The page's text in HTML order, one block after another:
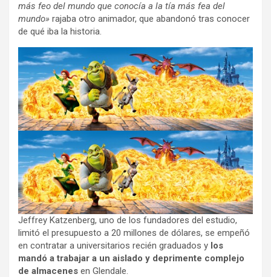
más feo del mundo que conocía a la tía más fea del
mundo» rajaba otro animador, que abandonó tras conocer
de qué iba la historia.
Jeffrey Katzenberg, uno de los fundadores del estudio,
limitó el presupuesto a 20 millones de dólares, se empeñó
en contratar a universitarios recién graduados y los
mandó a trabajar a un aislado y deprimente complejo
de almacenes en Glendale.